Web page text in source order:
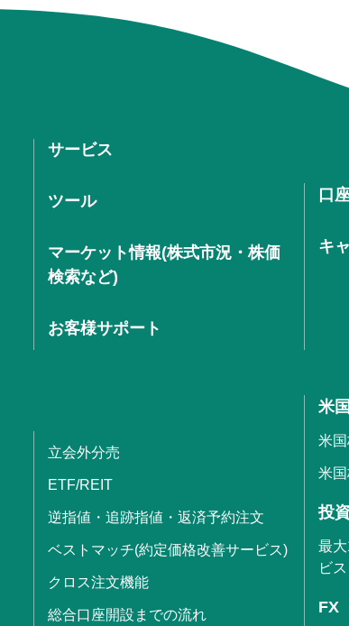
サービス
ツール
マーケット情報(株式市況・株価
検索など)
お客様サポート
口
キ
立会外分売
ETF/REIT
逆指値・追跡指値・返済予約注文
ベストマッチ(約定価格改善サービス)
クロス注文機能
総合口座開設までの流れ
米
米国
米国
投
最
ビス
FX